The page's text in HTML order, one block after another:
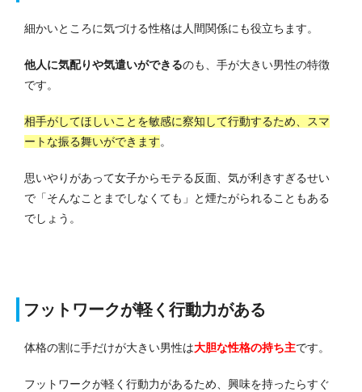
細かいところに気づける性格は人間関係にも役立ちます。
他人に気配りや気遣いができるのも、手が大きい男性の特徴
です。
相手がしてほしいことを敏感に察知して行動するため、スマ
ートな振る舞いができます。
思いやりがあって女子からモテる反面、気が利きすぎるせい
で「そんなことまでしなくても」と煙たがられることもある
でしょう。
フットワークが軽く行動力がある
体格の割に手だけが大きい男性は大胆な性格の持ち主です。
フットワークが軽く行動力があるため、興味を持ったらすぐ